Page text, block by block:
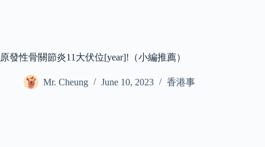
原發性骨關節炎11大伏位[year]!（小編推薦）
Mr. Cheung June 10, 2023 香港事